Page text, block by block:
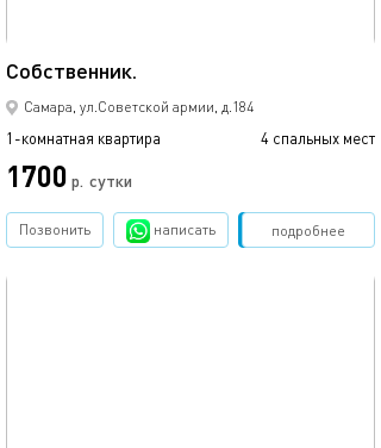
Собственник.
Самара, ул.Советской армии, д.184
1-комнатная квартира 4 спальных мест
1700 р. сутки
подробнее
Позвонить написать Забронировать